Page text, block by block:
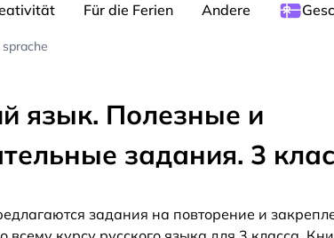
Für die Ferien Andere
язык. Полезные и
задания. 3
задания на повторение и